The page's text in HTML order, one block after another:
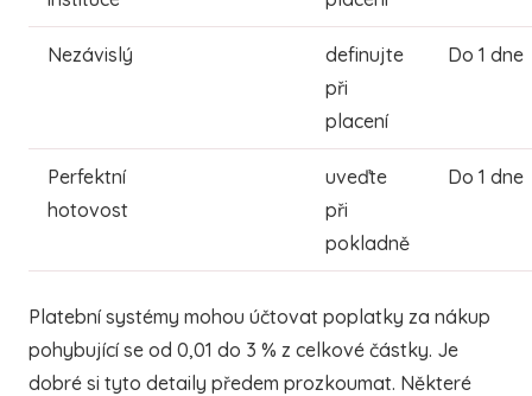
Nezávislý
definujte
při
placení
Do 1 dne
Perfektní
hotovost
uveďte
při
pokladně
Do 1 dne
Platební systémy mohou účtovat poplatky za nákup
pohybující se od 0,01 do 3 % z celkové částky. Je
dobré si tyto detaily předem prozkoumat. Některé